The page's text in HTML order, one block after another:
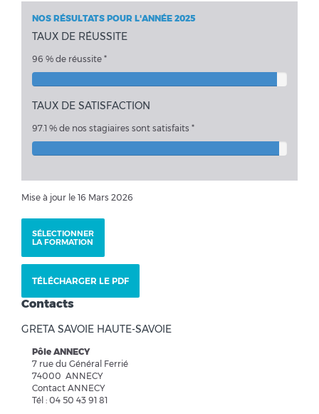
NOS RÉSULTATS POUR L'ANNÉE 2025
TAUX DE RÉUSSITE
96 % de réussite *
TAUX DE SATISFACTION
97.1 % de nos stagiaires sont satisfaits *
Mise à jour le 16 Mars 2026
SÉLECTIONNER
LA FORMATION
TÉLÉCHARGER LE PDF
Contacts
GRETA SAVOIE HAUTE-SAVOIE
Pôle ANNECY
7 rue du Général Ferrié
74000 ANNECY
Contact ANNECY
Tél : 04 50 43 91 81